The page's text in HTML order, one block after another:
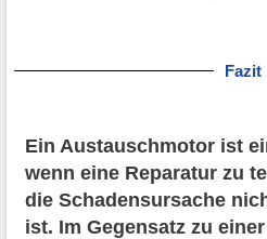
Fazit
Ein Austauschmotor ist
wenn eine Reparatur zu
die Schadensursache
ist. Im Gegensatz zu einer